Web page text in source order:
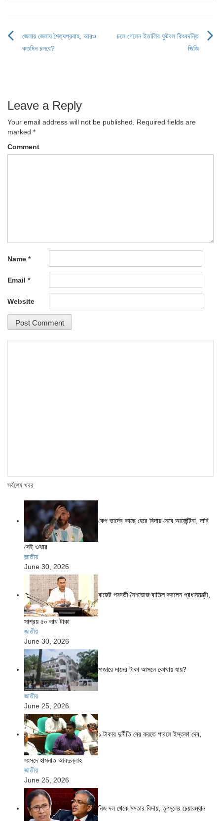
Post
জেলায় জেলায় শৈত্যপ্রবাহ, আরও
কতদিন চলবে?
চলে গেলেন ইতালির ফুটবল কিংবদন্তি
জিজি
Leave a Reply
Your email address will not be published.
Required fields are
marked *
Comment
Name *
Email *
Website
সর্বশেষ খবর
কেপ ভার্দের কাছে হেরে বিদায় নেবে আর্জেন্টিনা, দাবি
সেই ওঝার
জাতীয়
June 30, 2026
বাজেট পরবর্তী নৈশভোজ বাতিল করলেন প্রধানমন্ত্রী,
সাশ্রয় ৫০ লাখ টাকা
জাতীয়
June 30, 2026
মাজারে দানের টাকা আসলে কোথায় যায়?
জাতীয়
June 25, 2026
১ টাকার দুর্নীতি বের করতে পারলে ইস্তফা দেব,
সংসদে হাসনাত আবদুল্লাহ
জাতীয়
June 25, 2026
নিজ দল থেকে মমতার বিদায়, তৃণমূলের চেয়ারম্যান